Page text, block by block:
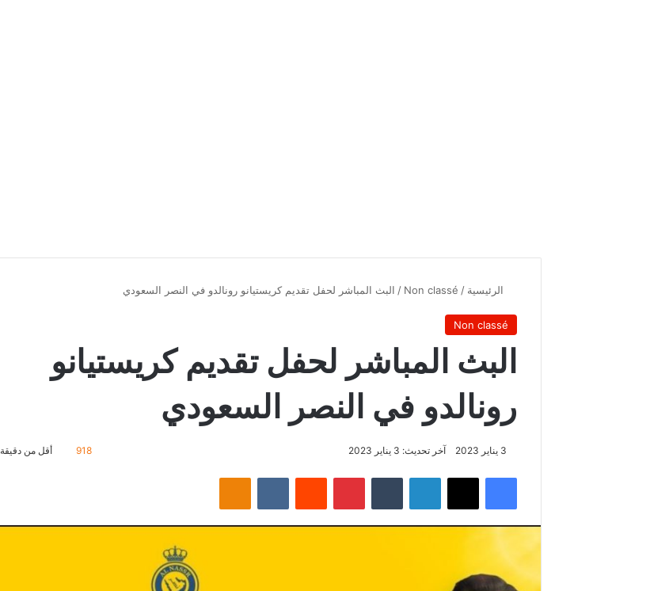
الرئيسية /
Non classé
/ البث المباشر لحفل تقديم كريستيانو رونالدو في النصر السعودي
Non classé
البث المباشر لحفل تقديم كريستيانو
رونالدو في النصر السعودي
3 يناير 2023 آخر تحديث: 3 يناير 2023 918 أقل من دقيقة
فيسبوك ‫X لينكدإن بينتيريست Odnoklassniki